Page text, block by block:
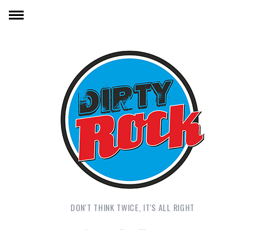
DON'T THINK TWICE, IT'S ALL RIGHT